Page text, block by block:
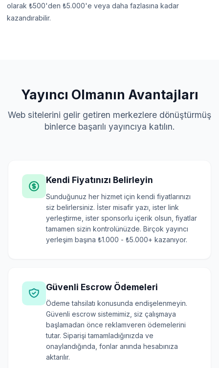
olarak ₺500'den ₺5.000'e veya daha fazlasına kadar
kazandırabilir.
Yayıncı Olmanın Avantajları
Web sitelerini gelir getiren merkezlere dönüştürmüş
binlerce başarılı yayıncıya katılın.
Kendi Fiyatınızı Belirleyin
Sunduğunuz her hizmet için kendi fiyatlarınızı
siz belirlersiniz. İster misafir yazı, ister link
yerleştirme, ister sponsorlu içerik olsun, fiyatlar
tamamen sizin kontrolünüzde. Birçok yayıncı
yerleşim başına ₺1.000 - ₺5.000+ kazanıyor.
Güvenli Escrow Ödemeleri
Ödeme tahsilatı konusunda endişelenmeyin.
Güvenli escrow sistemimiz, siz çalışmaya
başlamadan önce reklamveren ödemelerini
tutar. Siparişi tamamladığınızda ve
onaylandığında, fonlar anında hesabınıza
aktarılır.